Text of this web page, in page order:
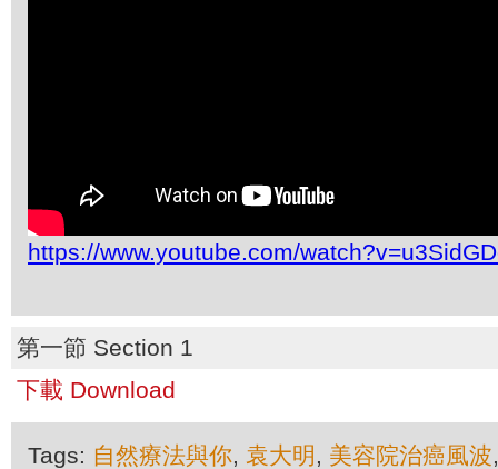
https://www.youtube.com/
第一節 Section 1
下載 Download
Tags: 自然療法與你, 袁大明 , 美容院治癌風波